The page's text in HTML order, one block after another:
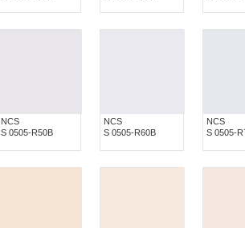
NCS
S 0505-R50B
NCS
S 0505-R60B
NCS
S 0505-